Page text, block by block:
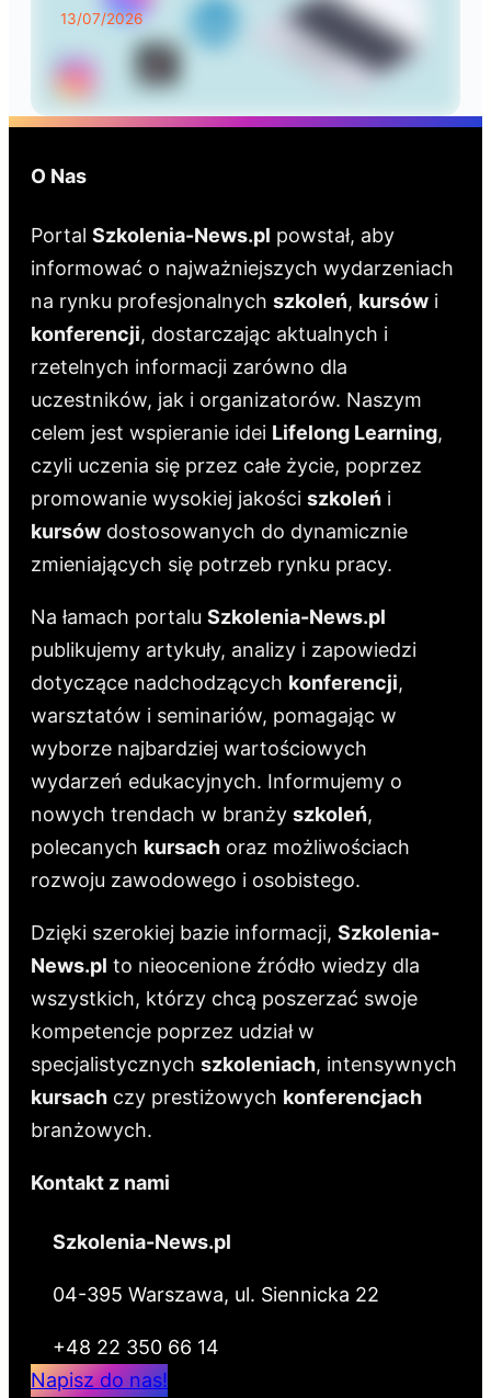
13/07/2026
O Nas
Portal Szkolenia-News.pl powstał, aby
informować o najważniejszych wydarzeniach
na rynku profesjonalnych szkoleń, kursów i
konferencji, dostarczając aktualnych i
rzetelnych informacji zarówno dla
uczestników, jak i organizatorów. Naszym
celem jest wspieranie idei Lifelong Learning,
czyli uczenia się przez całe życie, poprzez
promowanie wysokiej jakości szkoleń i
kursów dostosowanych do dynamicznie
zmieniających się potrzeb rynku pracy.
Na łamach portalu Szkolenia-News.pl
publikujemy artykuły, analizy i zapowiedzi
dotyczące nadchodzących konferencji,
warsztatów i seminariów, pomagając w
wyborze najbardziej wartościowych
wydarzeń edukacyjnych. Informujemy o
nowych trendach w branży szkoleń,
polecanych kursach oraz możliwościach
rozwoju zawodowego i osobistego.
Dzięki szerokiej bazie informacji, Szkolenia-
News.pl to nieocenione źródło wiedzy dla
wszystkich, którzy chcą poszerzać swoje
kompetencje poprzez udział w
specjalistycznych szkoleniach, intensywnych
kursach czy prestiżowych konferencjach
branżowych.
Kontakt z nami
Szkolenia-News.pl
04-395 Warszawa, ul. Siennicka 22
+48 22 350 66 14
Napisz do nas!